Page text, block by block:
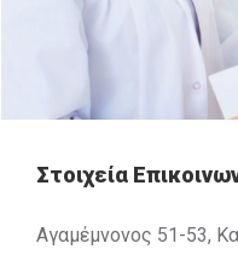
Στοιχεία
Αγαμέμνονος 51-53,